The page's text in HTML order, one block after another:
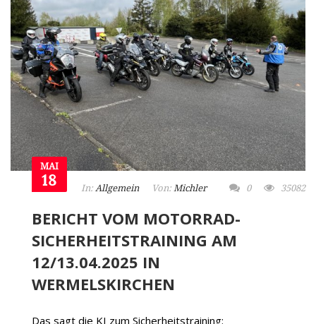
MAI
18 In: Allgemein Von: Michler 0 35082
BERICHT VOM MOTORRAD-
SICHERHEITSTRAINING AM
12/13.04.2025 IN
WERMELSKIRCHEN
Das sagt die KI zum Sicherheitstraining: